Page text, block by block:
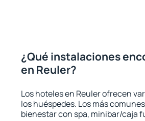
¿Qué instalaciones
en Reuler?
Los hoteles en Reuler ofrecen
los huéspedes. Los más
bienestar con spa, minibar/caja